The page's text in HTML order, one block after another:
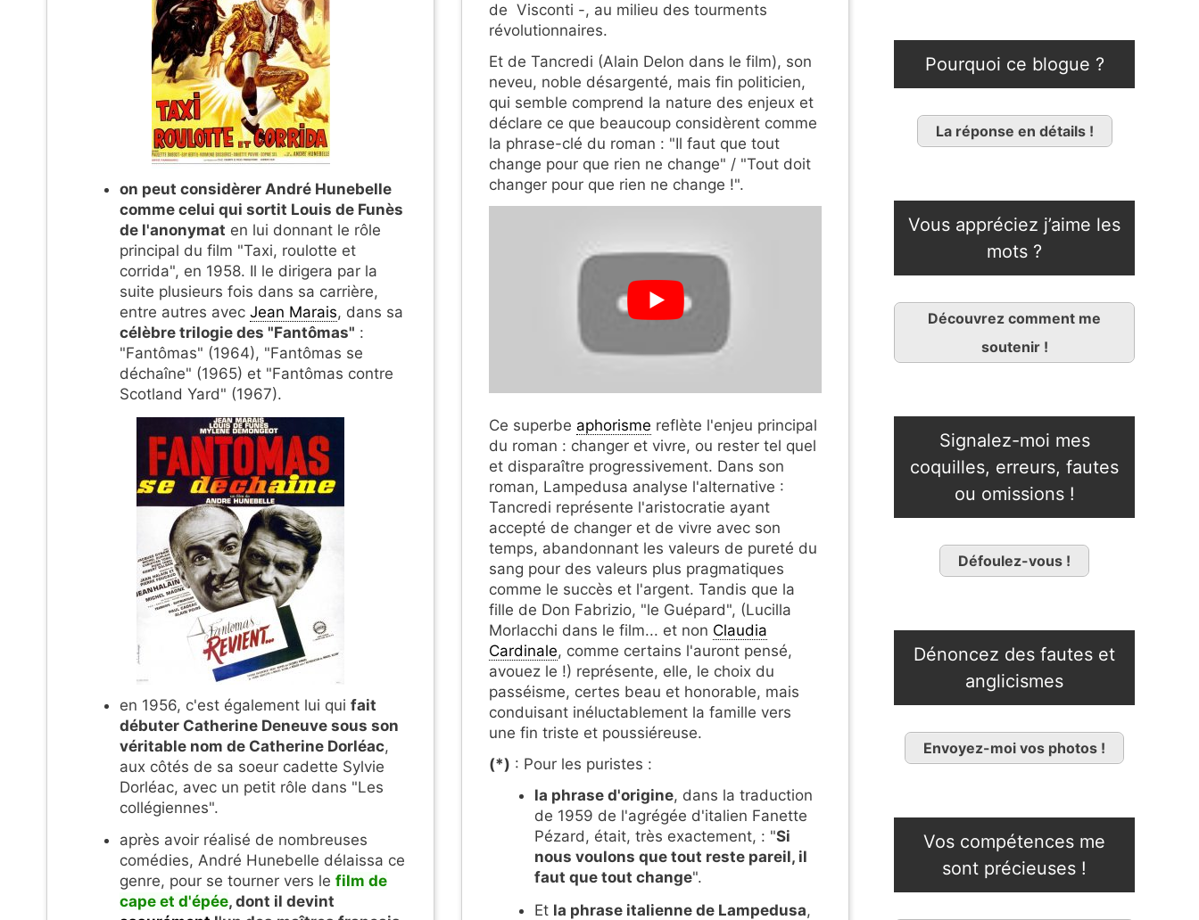
on peut considèrer André Hunebelle
comme celui qui sortit Louis de Funès
de l'anonymat en lui donnant le rôle
principal du film "Taxi, roulotte et
corrida", en 1958. Il le dirigera par la
suite plusieurs fois dans sa carrière,
entre autres avec Jean Marais, dans sa
célèbre trilogie des "Fantômas" :
"Fantômas" (1964), "Fantômas se
déchaîne" (1965) et "Fantômas contre
Scotland Yard" (1967).
en 1956, c'est également lui qui fait
débuter Catherine Deneuve sous son
véritable nom de Catherine Dorléac,
aux côtés de sa soeur cadette Sylvie
Dorléac, avec un petit rôle dans "Les
collégiennes".
après avoir réalisé de nombreuses
comédies, André Hunebelle délaissa ce
genre, pour se tourner vers le film de
cape et d'épée, dont il devint
de Visconti -, au milieu des tourments
révolutionnaires.
Et de Tancredi (Alain Delon dans le film), son
neveu, noble désargenté, mais fin politicien,
qui semble comprend la nature des enjeux et
déclare ce que beaucoup considèrent comme
la phrase-clé du roman : "Il faut que tout
change pour que rien ne change" / "Tout doit
changer pour que rien ne change !".
Ce superbe aphorisme reflète l'enjeu principal
du roman : changer et vivre, ou rester tel quel
et disparaître progressivement. Dans son
roman, Lampedusa analyse l'alternative :
Tancredi représente l'aristocratie ayant
accepté de changer et de vivre avec son
temps, abandonnant les valeurs de pureté du
sang pour des valeurs plus pragmatiques
comme le succès et l'argent. Tandis que la
fille de Don Fabrizio, "le Guépard", (Lucilla
Morlacchi dans le film... et non Claudia
Cardinale, comme certains l'auront pensé,
avouez le !) représente, elle, le choix du
passéisme, certes beau et honorable, mais
conduisant inéluctablement la famille vers
une fin triste et poussiéreuse.
(*) : Pour les puristes :
la phrase d'origine, dans la traduction
de 1959 de l'agrégée d'italien Fanette
Pézard, était, très exactement, : "Si
nous voulons que tout reste pareil, il
faut que tout change".
Et la phrase italienne de Lampedusa,
Pourquoi ce blogue ?
La réponse en détails !
Vous appréciez j’aime les
mots ?
Découvrez comment me
soutenir !
Signalez-moi mes
coquilles, erreurs, fautes
ou omissions !
Défoulez-vous !
Dénoncez des fautes et
anglicismes
Envoyez-moi vos photos !
Vos compétences me
sont précieuses !